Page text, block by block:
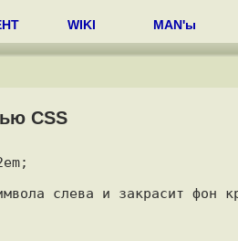
WIKI MAN'ы
CSS